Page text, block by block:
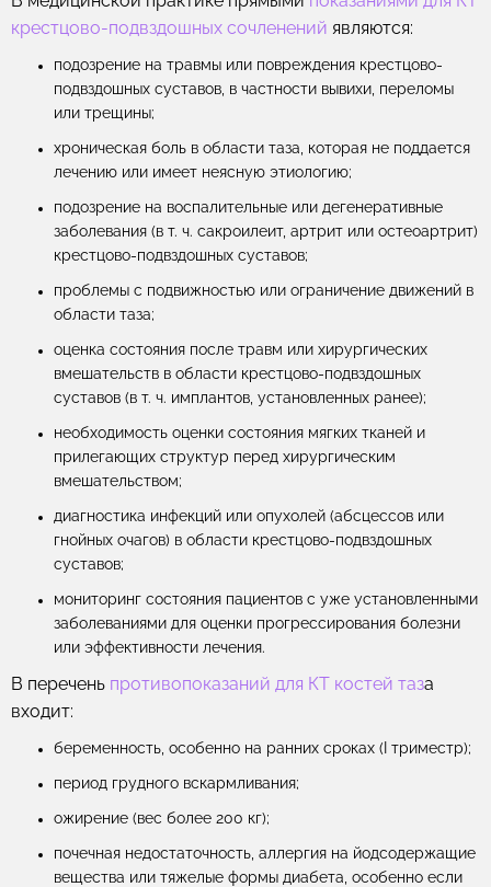
крестцово-подвздошных сочленений являются:
подозрение на травмы или повреждения крестцово-
подвздошных суставов, в частности вывихи, переломы
или трещины;
хроническая боль в области таза, которая не поддается
лечению или имеет неясную этиологию;
подозрение на воспалительные или дегенеративные
заболевания (в т. ч. сакроилеит, артрит или остеоартрит)
крестцово-подвздошных суставов;
проблемы с подвижностью или ограничение движений в
области таза;
оценка состояния после травм или хирургических
вмешательств в области крестцово-подвздошных
суставов (в т. ч. имплантов, установленных ранее);
необходимость оценки состояния мягких тканей и
прилегающих структур перед хирургическим
вмешательством;
диагностика инфекций или опухолей (абсцессов или
гнойных очагов) в области крестцово-подвздошных
суставов;
мониторинг состояния пациентов с уже установленными
заболеваниями для оценки прогрессирования болезни
или эффективности лечения.
В перечень противопоказаний для КТ костей таза
входит:
беременность, особенно на ранних сроках (I триместр);
период грудного вскармливания;
ожирение (вес более 200 кг);
почечная недостаточность, аллергия на йодсодержащие
вещества или тяжелые формы диабета, особенно если